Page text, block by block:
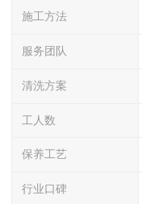
施工方法
服务团队
清洗方案
工人数
保养工艺
行业口碑